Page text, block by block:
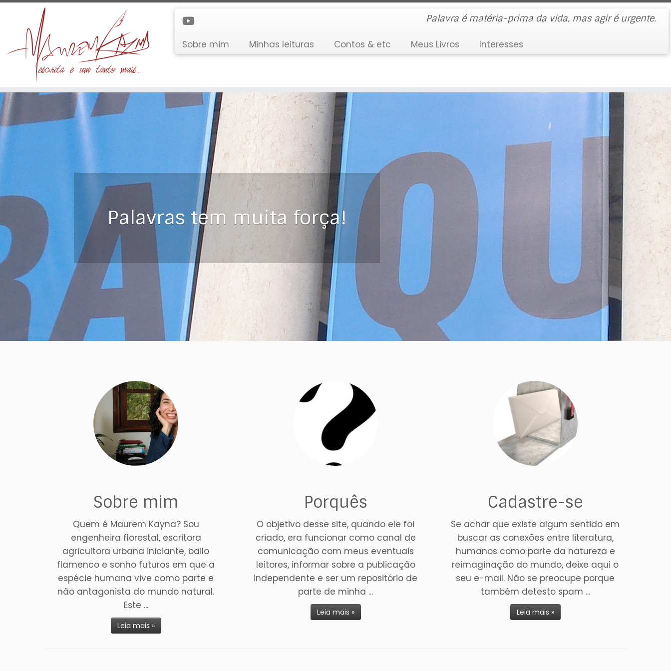
Palavra é matéria-prima da vida, mas agir é urgente.
Sobre mim Minhas leituras Contos & etc Meus Livros Interesses
Palavras tem muita força!
Sobre mim
Quem é Maurem Kayna? Sou
engenheira florestal, escritora
agricultora urbana iniciante, bailo
flamenco e sonho futuros em que a
espécie humana vive como parte e
não antagonista do mundo natural.
Este ...
Leia mais »
Porquês
O objetivo desse site, quando ele foi
criado, era funcionar como canal de
comunicação com meus eventuais
leitores, informar sobre a publicação
independente e ser um repositório de
parte de minha ...
Leia mais »
Cadastre-se
Se achar que existe algum sentido em
buscar as conexões entre literatura,
humanos como parte da natureza e
reimaginação do mundo, deixe aqui o
seu e-mail. Não se preocupe porque
também detesto spam ...
Leia mais »